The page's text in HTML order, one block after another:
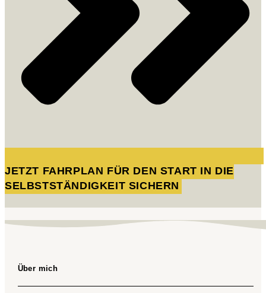
JETZT FAHRPLAN FÜR DEN START IN DIE
SELBSTSTÄNDIGKEIT SICHERN
Über mich